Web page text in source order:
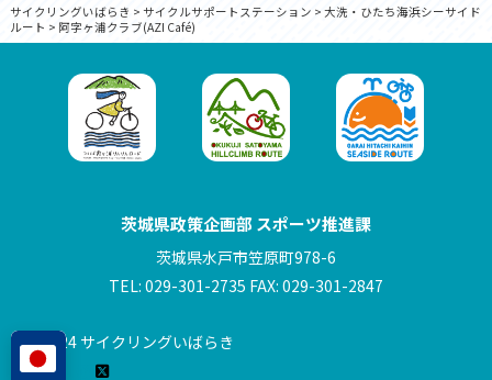
サイクリングいばらき > サイクルサポートステーション > 大洗・ひたち海浜シーサイド
ルート > 阿字ヶ浦クラブ(AZI Café)
茨城県政策企画部 スポーツ推進課
茨城県水戸市笠原町978-6
TEL: 029-301-2735 FAX: 029-301-2847
© 2024 サイクリングいばらき